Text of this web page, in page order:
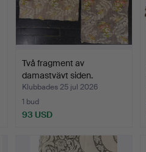
Två fragment av
damastvävt siden.
Klubbades 25 jul 2026
1 bud
93 USD